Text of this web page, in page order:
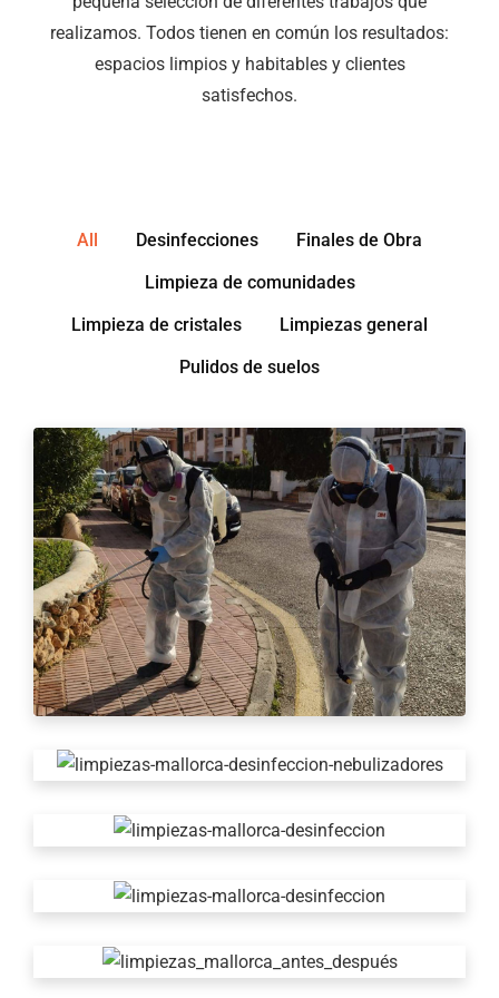
realizamos. Todos tienen en común los resultados:
espacios limpios y habitables y clientes
satisfechos.
All Desinfecciones
Finales de Obra
Limpieza de comunidades
Limpieza de cristales
Limpiezas general
Pulidos de suelos